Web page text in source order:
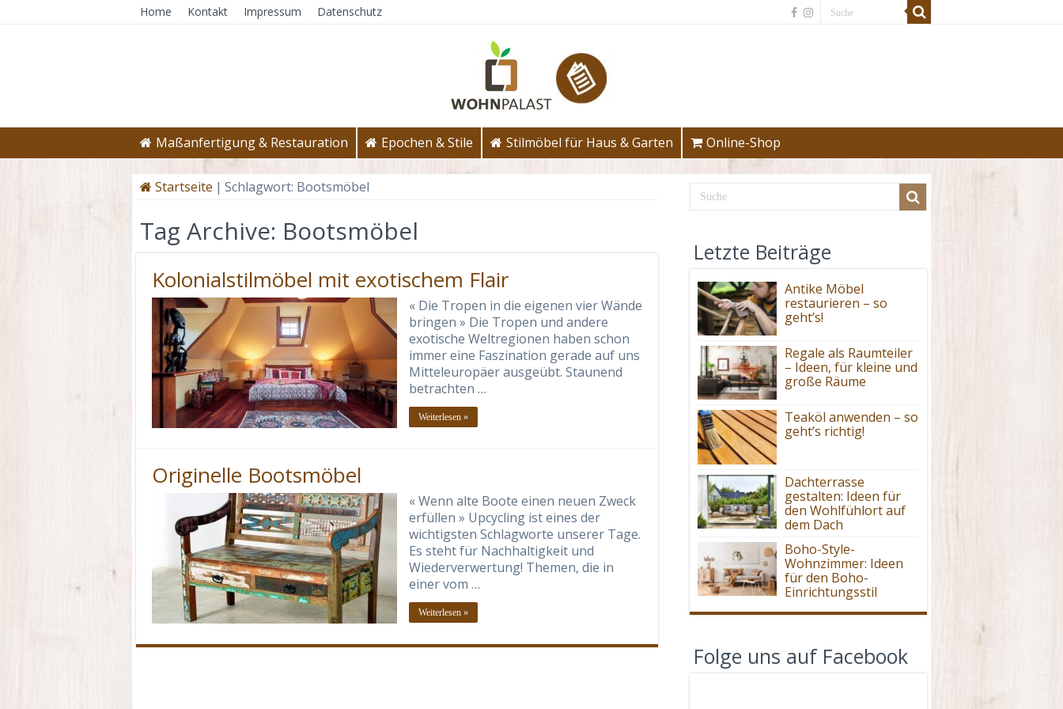
Home Kontakt Impressum Datenschutz
Maßanfertigung & Restauration Epochen & Stile Stilmöbel für Haus & Garten Online-Shop
Startseite | Schlagwort: Bootsmöbel
Tag Archive: Bootsmöbel
Kolonialstilmöbel mit exotischem Flair
« Die Tropen in die eigenen vier Wände
bringen » Die Tropen und andere
exotische Weltregionen haben schon
immer eine Faszination gerade auf uns
Mitteleuropäer ausgeübt. Staunend
betrachten …
Weiterlesen »
Originelle Bootsmöbel
« Wenn alte Boote einen neuen Zweck
erfüllen » Upcycling ist eines der
wichtigsten Schlagworte unserer Tage.
Es steht für Nachhaltigkeit und
Wiederverwertung! Themen, die in
einer vom …
Weiterlesen »
Letzte Beiträge
Antike Möbel
restaurieren – so
geht’s!
Regale als Raumteiler
– Ideen, für kleine und
große Räume
Teaköl anwenden – so
geht’s richtig!
Dachterrasse
gestalten: Ideen für
den Wohlfühlort auf
dem Dach
Boho-Style-
Wohnzimmer: Ideen
für den Boho-
Einrichtungsstil
Folge uns auf Facebook